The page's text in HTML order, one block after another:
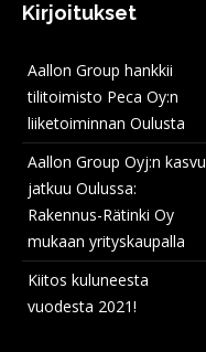
Kirjoitukset
Aallon Group hankkii
tilitoimisto Peca Oy:n
liiketoiminnan Oulusta
Aallon Group Oyj:n kasvu
jatkuu Oulussa:
Rakennus-Rätinki Oy
mukaan yrityskaupalla
Kiitos kuluneesta
vuodesta 2021!